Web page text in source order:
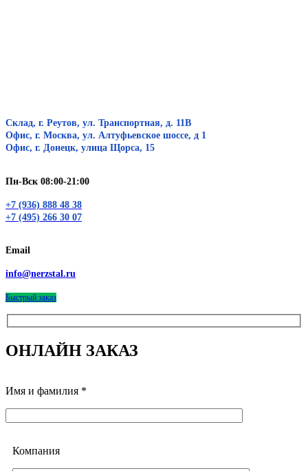
Склад, г. Реутов, ул. Транспортная, д. 11В
Офис, г. Москва, ул. Алтуфьевское шоссе, д 1
Офис, г. Донецк, улица Щорса, 15
Пн-Вск 08:00-21:00
+7 (936) 888 48 38
+7 (495) 266 30 07
Email
info@nerzstal.ru
Быстрый заказ
ОНЛАЙН ЗАКАЗ
Имя и фамилия *
Компания